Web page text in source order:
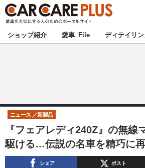
★カーケアプラス認定★ 厳選プロシ
甲信越
東海
中国
ショップ紹介 愛車 File ディテイリン
『フェアレディ240Z』の無線
駆ける…伝説の名車を精巧に
ニュース 新製品
シェア ポスト